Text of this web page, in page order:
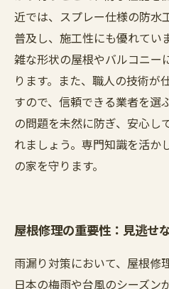
近では、スプレー仕様の防水
普及し、施工性にも優れてい
雑な形状の屋根やバルコニー
ります。また、職人の技術が
すので、信頼できる業者を選
の問題を未然に防ぎ、安心し
れましょう。専門知識を活か
の家を守ります。
屋根修理の重要性：見逃せ
雨漏り対策において、屋根修
日本の梅雨や台風のシーズン